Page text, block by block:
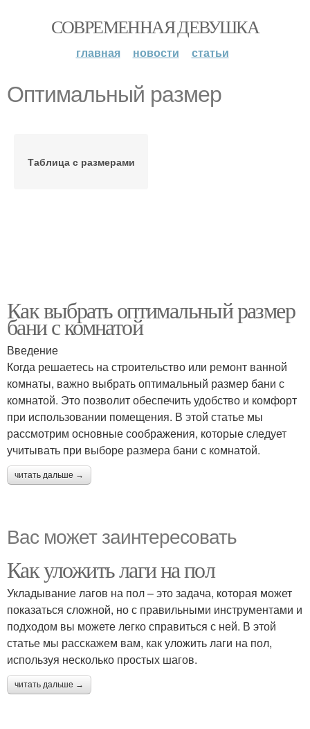
СОВРЕМЕННАЯ ДЕВУШКА
главная новости статьи
Оптимальный размер
Таблица с размерами
Как выбрать оптимальный размер
бани с комнатой
Введение
Когда решаетесь на строительство или ремонт ванной
комнаты, важно выбрать оптимальный размер бани с
комнатой. Это позволит обеспечить удобство и комфорт
при использовании помещения. В этой статье мы
рассмотрим основные соображения, которые следует
учитывать при выборе размера бани с комнатой.
читать дальше →
Вас может заинтересовать
Как уложить лаги на пол
Укладывание лагов на пол – это задача, которая может
показаться сложной, но с правильными инструментами и
подходом вы можете легко справиться с ней. В этой
статье мы расскажем вам, как уложить лаги на пол,
используя несколько простых шагов.
читать дальше →